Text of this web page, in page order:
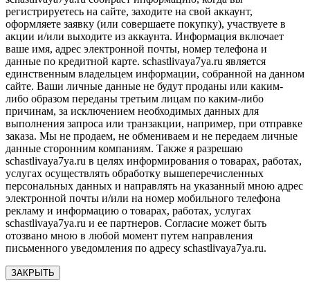
регистрируетесь на сайте, заходите на свой аккаунт,
оформляете заявку (или совершаете покупку), участвуете в
акции и/или выходите из аккаунта. Информация включает
ваше имя, адрес электронной почты, номер телефона и
данные по кредитной карте. schastlivaya7ya.ru является
единственным владельцем информации, собранной на данном
сайте. Ваши личные данные не будут проданы или каким-
либо образом переданы третьим лицам по каким-либо
причинам, за исключением необходимых данных для
выполнения запроса или транзакции, например, при отправке
заказа. Мы не продаем, не обмениваем и не передаем личные
данные сторонним компаниям. Также я разрешаю
schastlivaya7ya.ru в целях информирования о товарах, работах,
услугах осуществлять обработку вышеперечисленных
персональных данных и направлять на указанный мною адрес
электронной почты и/или на номер мобильного телефона
рекламу и информацию о товарах, работах, услугах
schastlivaya7ya.ru и ее партнеров. Согласие может быть
отозвано мною в любой момент путем направления
письменного уведомления по адресу schastlivaya7ya.ru.
ЗАКРЫТЬ